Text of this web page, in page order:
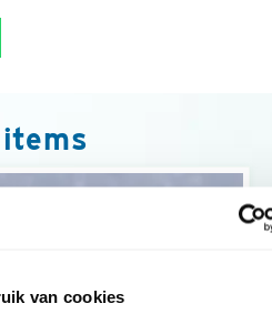
van cookies